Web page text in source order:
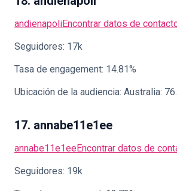
andienapoliEncontrar datos de
Seguidores: 17k
Tasa de engagement: 14.81%
Ubicación de la audiencia: Australia:
17. annabe11e1ee
annabe11e1eeEncontrar datos de
Seguidores: 19k